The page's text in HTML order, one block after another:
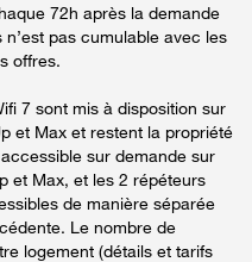
72h après la demande
pas cumulable avec les
offres.
7 sont mis à disposition sur
et Max et restent la propriété
sur demande sur
et Max, et les 2 répéteurs
de manière séparée
Le nombre de
logement (détails et tarifs